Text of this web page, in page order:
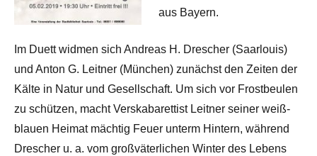
aus Bayern.
Im Duett widmen sich Andreas H. Drescher (Saarlouis)
und Anton G. Leitner (München) zunächst den Zeiten der
Kälte in Natur und Gesellschaft. Um sich vor Frostbeulen
zu schützen, macht Verskabarettist Leitner seiner weiß-
blauen Heimat mächtig Feuer unterm Hintern, während
Drescher u. a. vom großväterlichen Winter des Lebens